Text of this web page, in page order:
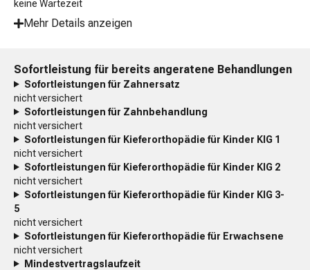
keine Wartezeit
Mehr Details anzeigen
Sofortleistung für bereits angeratene Behandlungen
Sofortleistungen für Zahnersatz
nicht versichert
Sofortleistungen für Zahnbehandlung
nicht versichert
Sofortleistungen für Kieferorthopädie für Kinder KIG 1
nicht versichert
Sofortleistungen für Kieferorthopädie für Kinder KIG 2
nicht versichert
Sofortleistungen für Kieferorthopädie für Kinder KIG 3-
5
nicht versichert
Sofortleistungen für Kieferorthopädie für Erwachsene
nicht versichert
Mindestvertragslaufzeit